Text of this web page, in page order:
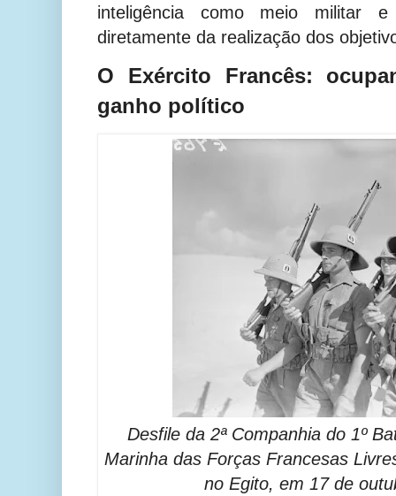
inteligência como meio militar
diretamente da realização dos
O Exército Francês:
ganho político
Desfile da 2ª Companhia do 1º
Marinha das Forças Francesas
no Egito, em 17 de